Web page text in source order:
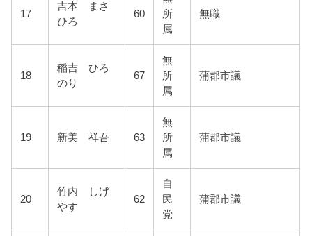
17
吉本 まさ
ひろ
60
所
属
無職
18
稲吉 ひろ
のり
67
無
所
属
蒲郡市議
19 新美 祥吾 63
無
所
属
蒲郡市議
20
竹内 しげ
やす
62
自
民
党
蒲郡市議